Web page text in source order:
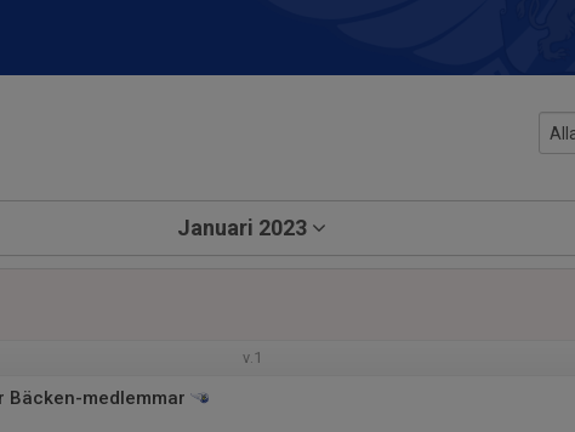
Januari 2023
v.1
Bäcken-medlemmar